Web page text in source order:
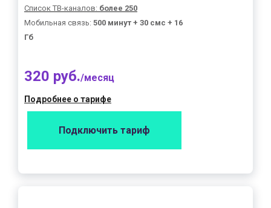
Список ТВ-каналов: более 250
Мобильная связь: 500 минут + 30 смс + 16
Гб
320 руб./месяц
Подробнее о тарифе
Подключить тариф